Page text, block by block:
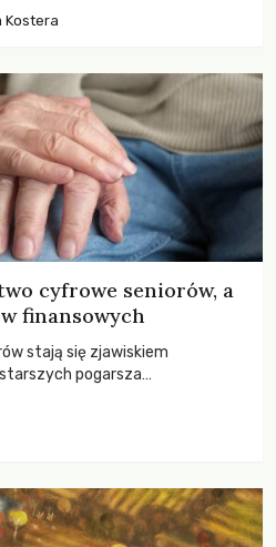
Kostera
cyfrowe seniorów, a
finansowych
stają się zjawiskiem
pogarsza